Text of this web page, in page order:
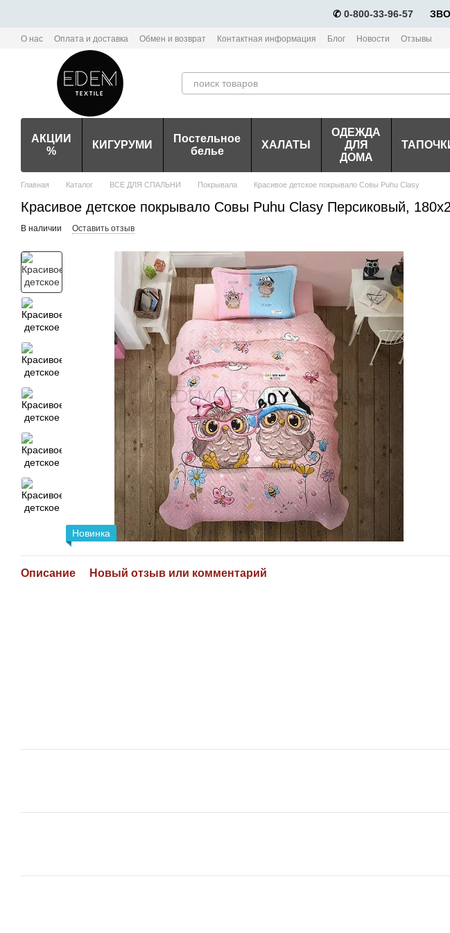
✆ 0-800-33-96-57
О нас Оплата и доставка Обмен и возврат Контактная информация Блог Новости
Отзывы
Политика конфиденциальности мобильного приложения Edem-Textile
АКЦИИ
%
КИГУРУМИ
Постельное
белье
ХАЛАТЫ
ОДЕЖДА
ДЛЯ
ДОМА
Главная Каталог ВСЕ ДЛЯ СПАЛЬНИ Покрывала Красивое детское покрывало Совы Puhu Clasy
Красивое детское покрывало Совы Puhu Clasy Персиковый,
В наличии Оставить отзыв
Новинка
Описание Новый отзыв или комментарий